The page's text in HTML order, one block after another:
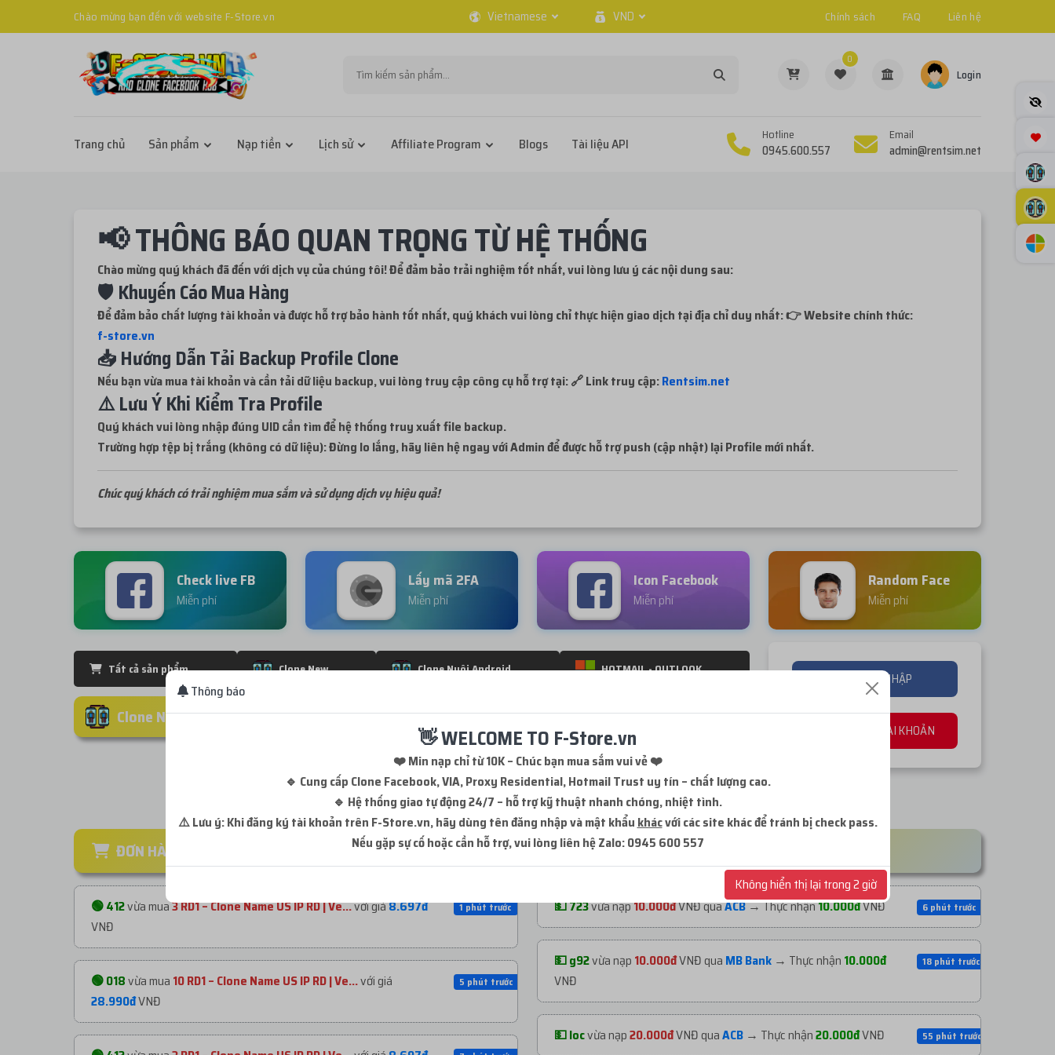
Chào mừng bạn đến với website F-Store.vn Vietnamese VND Chính sách FAQ Liên hệ
0
Login
Trang chủ Sản phẩm Nạp tiền Lịch sử Affiliate Program Blogs Tài liệu API Hotline
0945.600.557
Email
admin@rentsim.net
📢 THÔNG BÁO QUAN TRỌNG TỪ HỆ THỐNG
Chào mừng quý khách đã đến với dịch vụ của chúng tôi! Để đảm bảo trải nghiệm tốt nhất, vui lòng lưu ý các nội dung sau:
🛡️ Khuyến Cáo Mua Hàng
Để đảm bảo chất lượng tài khoản và được hỗ trợ bảo hành tốt nhất, quý khách vui lòng chỉ thực hiện giao dịch tại địa chỉ duy nhất: 👉 Website chính thức:
f-store.vn
📥 Hướng Dẫn Tải Backup Profile Clone
Nếu bạn vừa mua tài khoản và cần tải dữ liệu backup, vui lòng truy cập công cụ hỗ trợ tại: 🔗 Link truy cập:Rentsim.net
⚠️ Lưu Ý Khi Kiểm Tra Profile
Quý khách vui lòng nhập đúng UID cần tìm để hệ thống truy xuất file backup.
Trường hợp tệp bị trắng (không có dữ liệu): Đừng lo lắng, hãy liên hệ ngay với Admin để được hỗ trợ push (cập nhật) lại Profile mới nhất.
Chúc quý khách có trải nghiệm mua sắm và sử dụng dịch vụ hiệu quả!
Check live FB
Miễn phí
Lấy mã 2FA
Miễn phí
Icon Facebook
Miễn phí
Random Face
Miễn phí
Tất cả sản phẩm Clone New Clone Nuôi Android HOTMAIL - OUTLOOK
Clone Nuôi Android
ĐĂNG NHẬP
ĐĂNG KÝ TÀI KHOẢN
ĐƠN HÀNG GẦN ĐÂY
🟢 412vừa mua3 RD1 – Clone Name US IP RD | Ve...với giá8.697đ
VNĐ
1 phút trước
🟢 018vừa mua 10 RD1 – Clone Name US IP RD | Ve...với giá
28.990đVNĐ
5 phút trước
NẠP TIỀN GẦN ĐÂY
💵 723vừa nạp10.000đVNĐ quaACB→ Thực nhận10.000đVNĐ 6 phút trước
💵 g92vừa nạp 10.000đVNĐ qua MB Bank → Thực nhận 10.000đ
VNĐ
18 phút trước
💵 locvừa nạp20.000đVNĐ quaACB → Thực nhận20.000đVNĐ 55 phút trước
Thông báo
👋 WELCOME TO F-Store.vn
❤️ Min nạp chỉ từ 10K – Chúc bạn mua sắm vui vẻ ❤️
🔹 Cung cấp Clone Facebook, VIA, Proxy Residential, Hotmail Trust uy tín – chất lượng cao.
🔹 Hệ thống giao tự động 24/7 – hỗ trợ kỹ thuật nhanh chóng, nhiệt tình.
⚠️ Lưu ý: Khi đăng ký tài khoản trên F-Store.vn, hãy dùng tên đăng nhập và mật khẩukhácvới các site khác để tránh bị check pass.
Nếu gặp sự cố hoặc cần hỗ trợ, vui lòng liên hệ Zalo: 0945 600 557
Không hiển thị lại trong 2 giờ